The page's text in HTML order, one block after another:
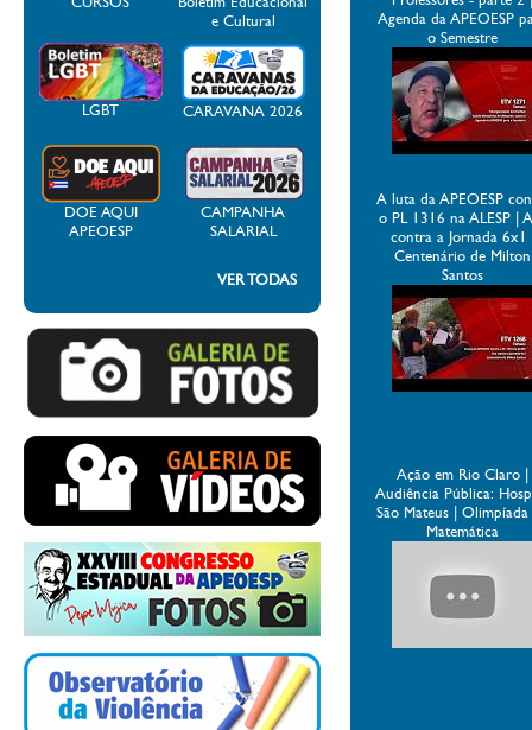
e Cultural
LGBT CARAVANA 2026
DOE AQUI
APEOESP
CAMPANHA
SALARIAL
VER TODAS
Agenda da APEOESP
o Semestre
A luta da APEOESP
o PL 1316 na ALESP |
contra a Jornada 6x1
Centenário de Milton
Santos
Ação em Rio Claro |
Audiência Pública:
São Mateus |
Matemática